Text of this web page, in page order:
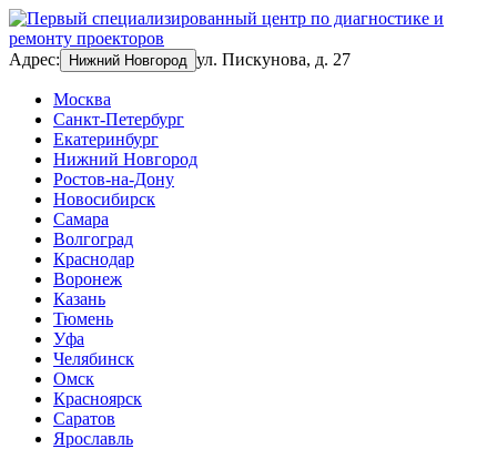
Адрес: Нижний Новгород ул. Пискунова, д. 27
Москва
Санкт-Петербург
Екатеринбург
Нижний Новгород
Ростов-на-Дону
Новосибирск
Самара
Волгоград
Краснодар
Воронеж
Казань
Тюмень
Уфа
Челябинск
Омск
Красноярск
Саратов
Ярославль